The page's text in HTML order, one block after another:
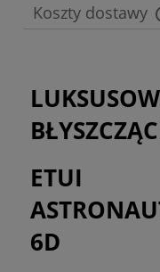
Koszty dostawy
Cena nie zawiera
ETUI
6D